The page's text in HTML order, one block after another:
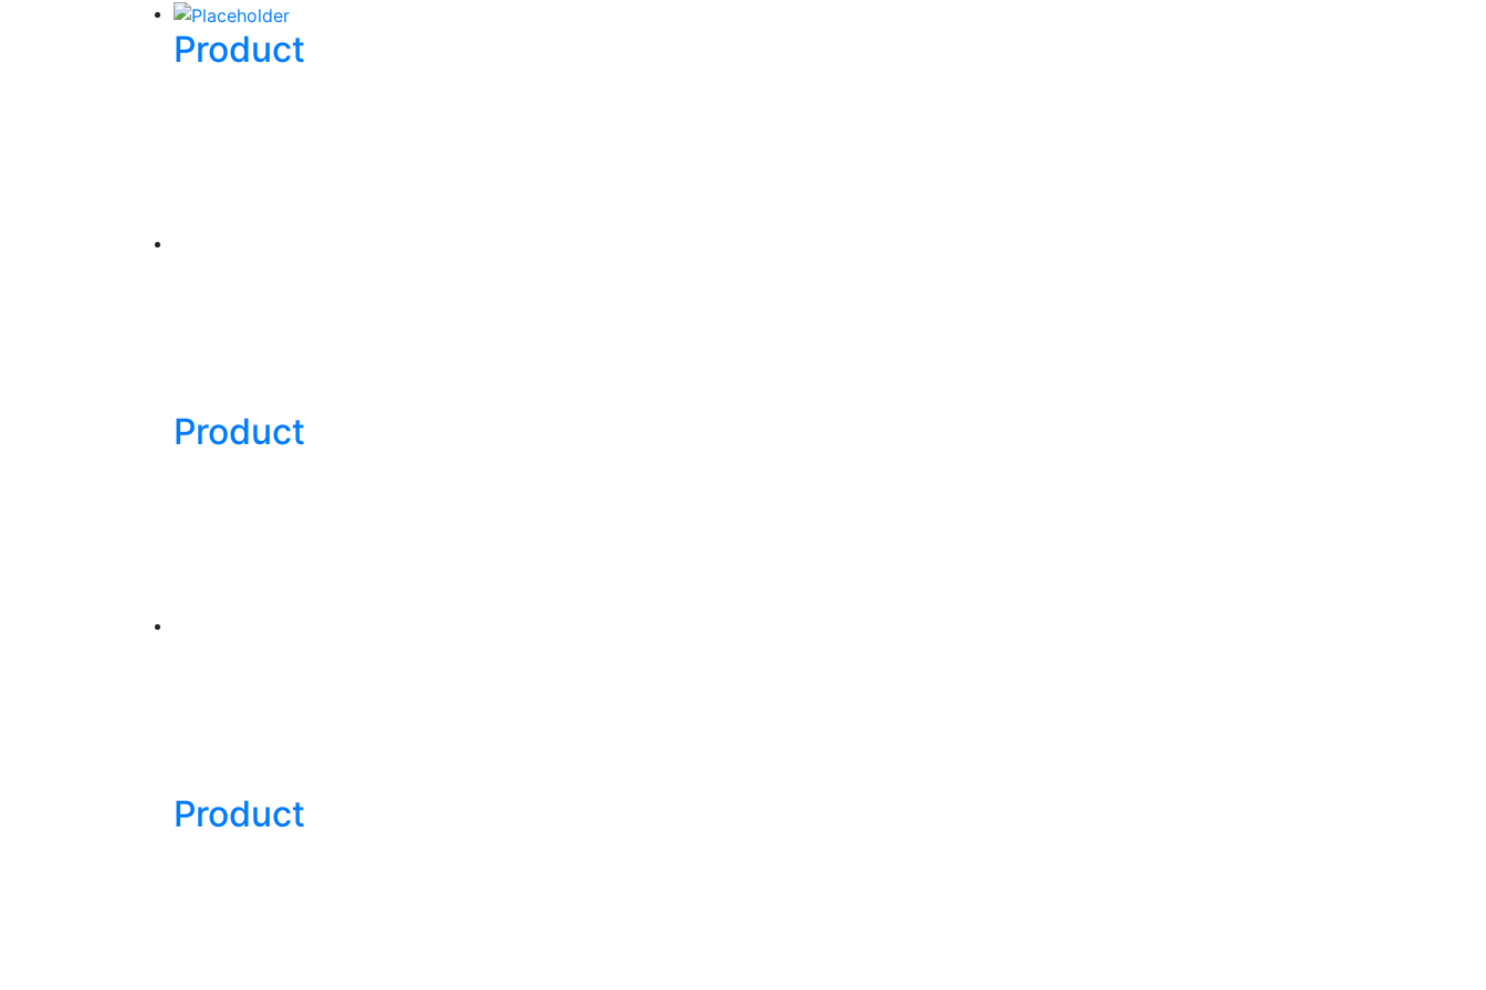
Product
Product
Product